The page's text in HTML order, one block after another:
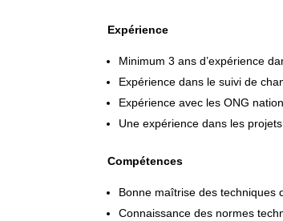
Expérience
Minimum 3 ans d’expérience
Expérience dans le suivi de
Expérience avec les ONG
Une expérience dans les
Compétences
Bonne maîtrise des techniques
Connaissance des normes